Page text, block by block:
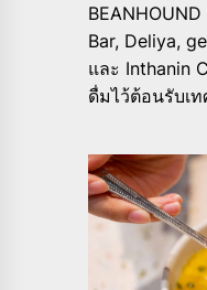
Bar, Deliya,
และ Inthanin
ดื่มไว้ต้อนรับเ